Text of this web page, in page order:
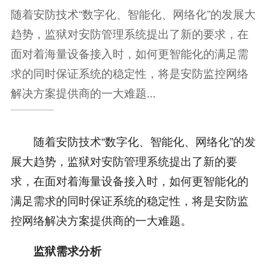
随着安防技术“数字化、智能化、网络化”的发展大
趋势，监狱对安防管理系统提出了新的要求，在
面对着海量设备接入时，如何更智能化的满足需
求的同时保证系统的稳定性，将是安防监控网络
解决方案提供商的一大难题...
随着安防技术“数字化、智能化、网络化”的发
展大趋势，监狱对安防管理系统提出了新的要
求，在面对着海量设备接入时，如何更智能化的
满足需求的同时保证系统的稳定性，将是安防监
控网络解决方案提供商的一大难题。
监狱需求分析